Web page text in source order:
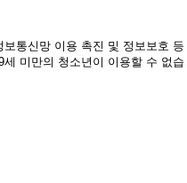
통신망 이용 촉진 및 정보보호 등
미만의 청소년이 이용할 수 없습